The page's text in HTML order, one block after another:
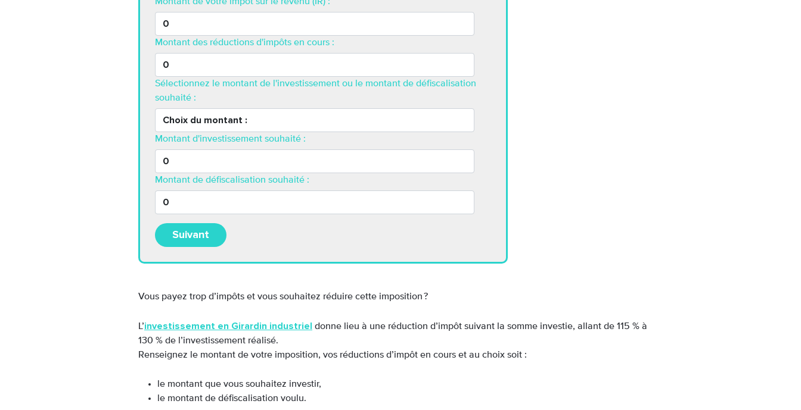
Montant des réductions d'impôts en cours :
Sélectionnez le montant de l'investissement ou le montant de défiscalisation
souhaité :
Montant d'investissement souhaité :
Montant de défiscalisation souhaité :
Suivant
Vous payez trop d’impôts et vous souhaitez réduire cette imposition ?
L’investissement en Girardin industriel donne lieu à une réduction d’impôt suivant la somme investie, allant de 115 % à
130 % de l’investissement réalisé.
Renseignez le montant de votre imposition, vos réductions d’impôt en cours et au choix soit :
le montant que vous souhaitez investir,
le montant de défiscalisation voulu.